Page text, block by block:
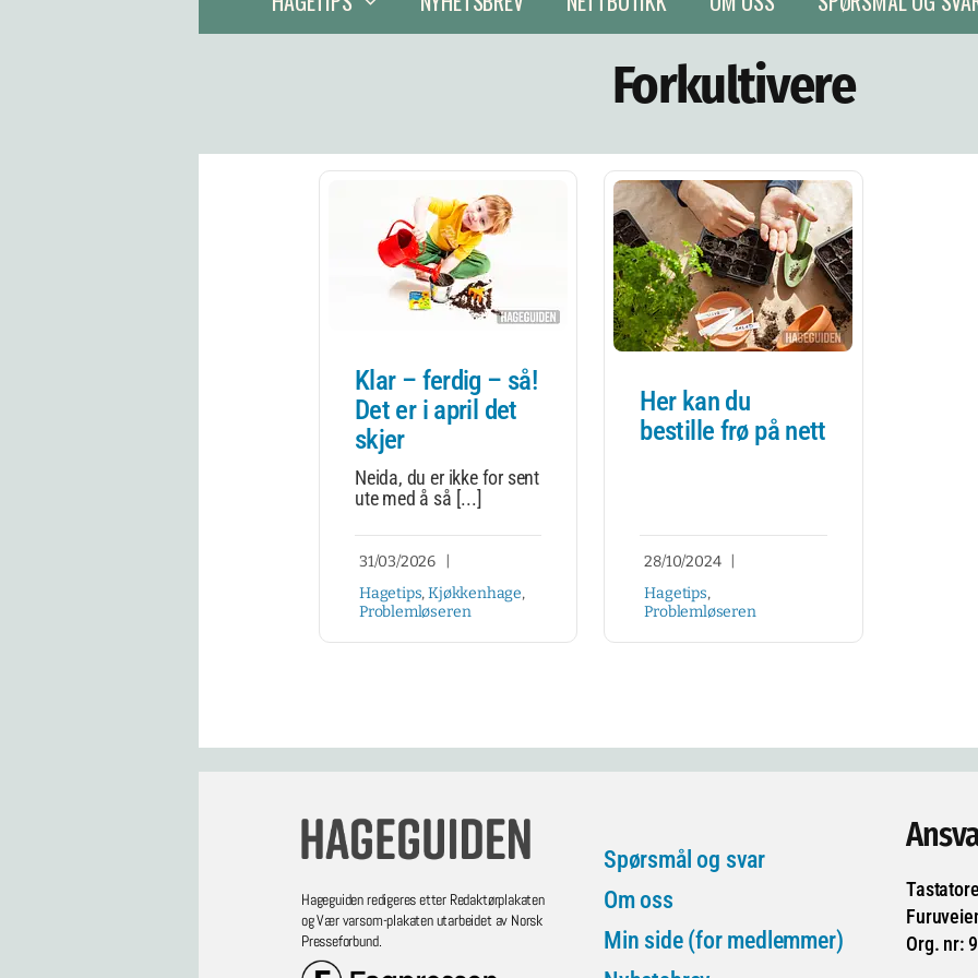
Forkultivere
Klar – ferdig – så!
Det er i april det
skjer
Neida, du er ikke for sent
ute med å så [...]
31/03/2026
Hagetips,Kjøkkenhage,
Problemløseren
Her kan du
bestille frø på nett
28/10/2024
Hagetips,
Problemløseren
Hageguiden redigeres etter Redaktørplakaten
og Vær varsom-plakaten utarbeidet av Norsk
Presseforbund.
Spørsmål og svar
Om oss
Min side (for medlemmer)
Org. nr: